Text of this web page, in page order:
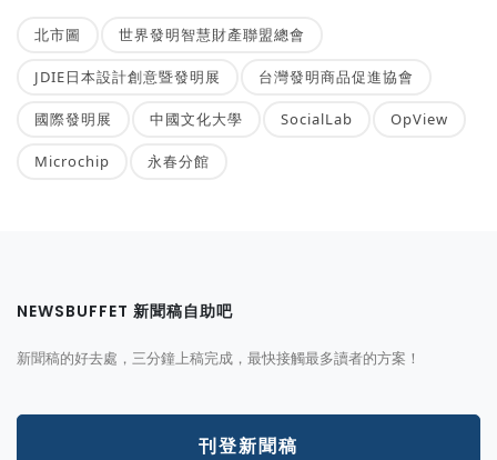
北市圖 世界發明智慧財產聯盟總會
JDIE日本設計創意暨發明展 台灣發明商品促進協會
國際發明展 中國文化大學 SocialLab OpView
Microchip 永春分館
NEWSBUFFET 新聞稿自助吧
新聞稿的好去處，三分鐘上稿完成，最快接觸最多讀者的方案！
刊登新聞稿